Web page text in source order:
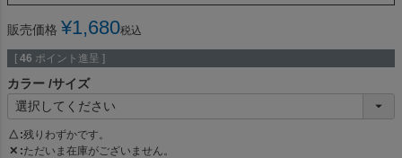
販売価格 ¥1,680税込
[ 46 ポイント進呈 ]
カラー サイズ
△ 残りわずかです。
✕ ただいま在庫がございません。